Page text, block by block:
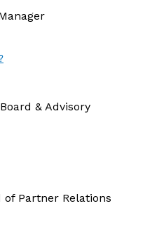
& Advisory
Partner Relations